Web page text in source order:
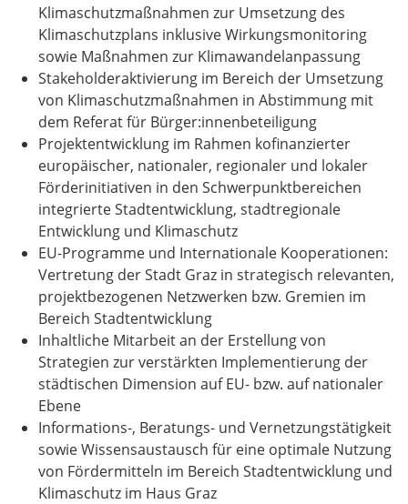
Klimaschutzmaßnahmen zur Umsetzung des
Klimaschutzplans inklusive Wirkungsmonitoring
sowie Maßnahmen zur Klimawandelanpassung
Stakeholderaktivierung im Bereich der Umsetzung
von Klimaschutzmaßnahmen in Abstimmung mit
dem Referat für Bürger:innenbeteiligung
Projektentwicklung im Rahmen kofinanzierter
europäischer, nationaler, regionaler und lokaler
Förderinitiativen in den Schwerpunktbereichen
integrierte Stadtentwicklung, stadtregionale
Entwicklung und Klimaschutz
EU-Programme und Internationale Kooperationen:
Vertretung der Stadt Graz in strategisch relevanten,
projektbezogenen Netzwerken bzw. Gremien im
Bereich Stadtentwicklung
Inhaltliche Mitarbeit an der Erstellung von
Strategien zur verstärkten Implementierung der
städtischen Dimension auf EU- bzw. auf nationaler
Ebene
Informations-, Beratungs- und Vernetzungstätigkeit
sowie Wissensaustausch für eine optimale Nutzung
von Fördermitteln im Bereich Stadtentwicklung und
Klimaschutz im Haus Graz